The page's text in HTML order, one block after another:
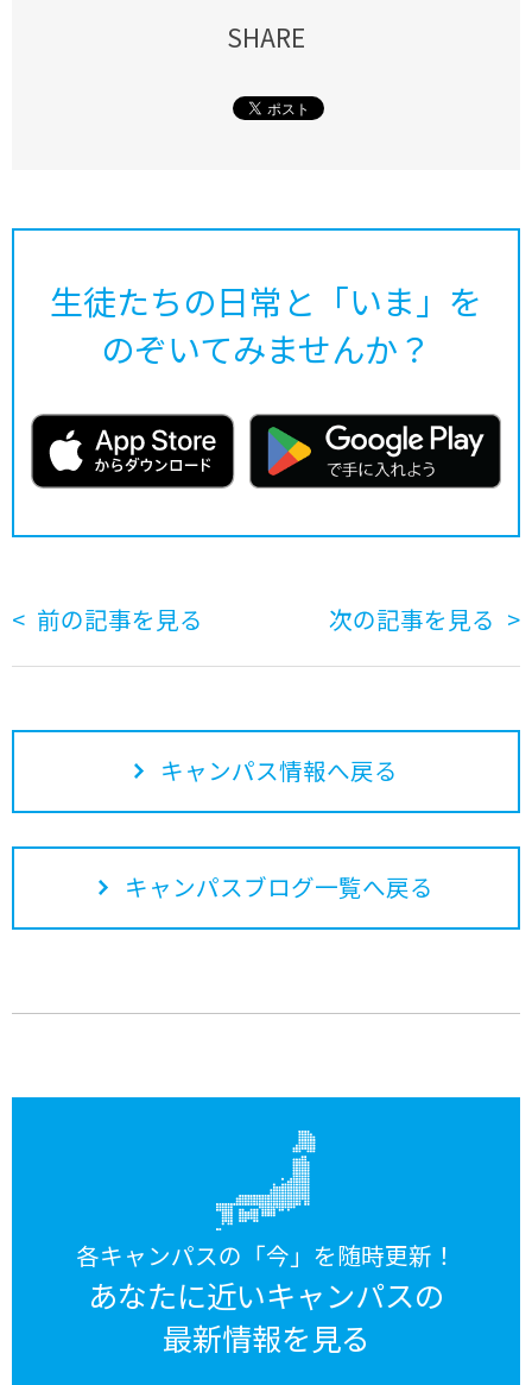
SHARE
生徒たちの日常と「いま」を
のぞいてみませんか？
前の記事を見る 次の記事を見る
キャンパス情報へ戻る
キャンパスブログ一覧へ戻る
各キャンパスの「今」を随時更新！
あなたに近いキャンパスの
最新情報を見る